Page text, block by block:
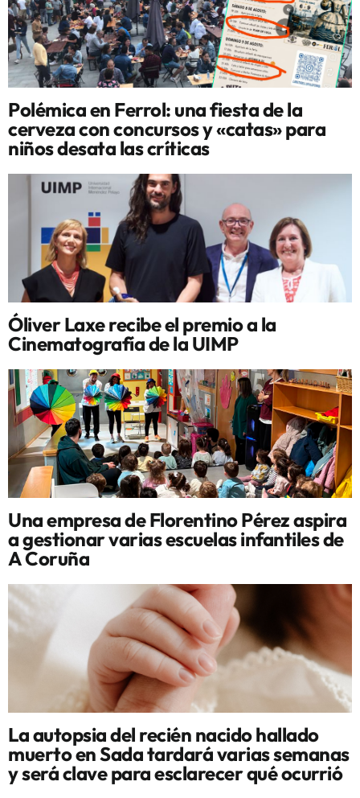
Polémica en Ferrol: una fiesta de la
cerveza con concursos y «catas» para
niños desata las críticas
Óliver Laxe recibe el premio a la
Cinematografía de la UIMP
Una empresa de Florentino Pérez aspira
a gestionar varias escuelas infantiles de
A Coruña
La autopsia del recién nacido hallado
muerto en Sada tardará varias semanas
y será clave para esclarecer qué ocurrió